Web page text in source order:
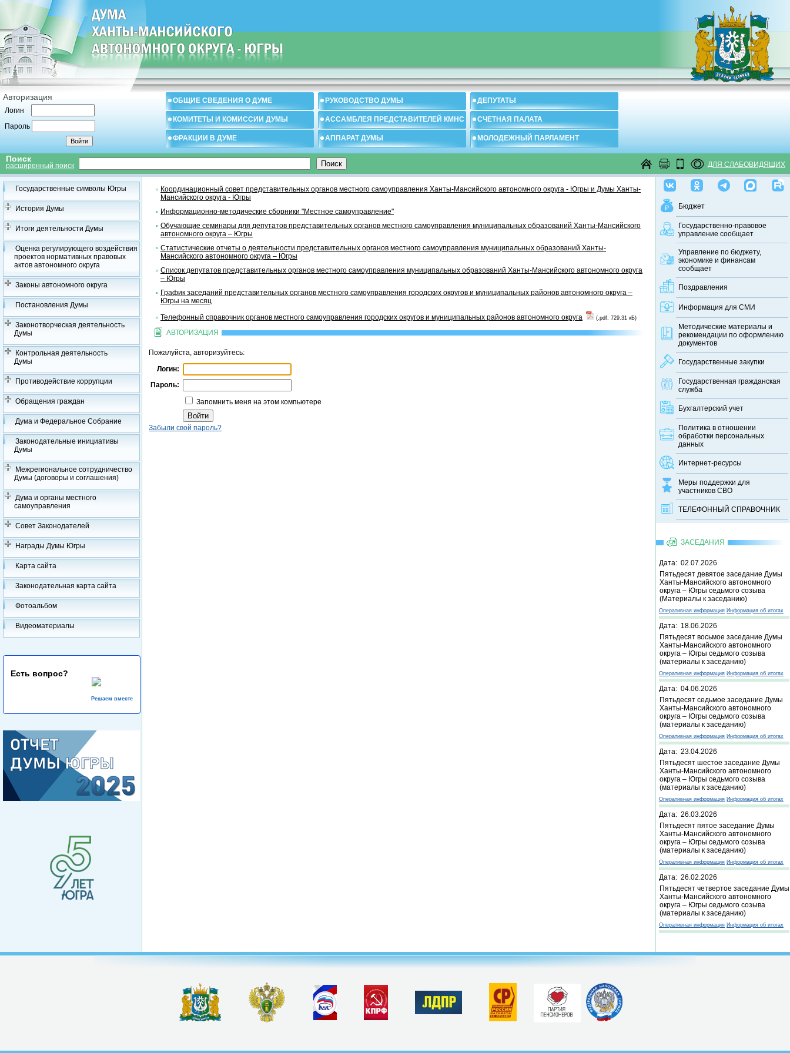
Авторизация
Логин
Пароль
ОБЩИЕ СВЕДЕНИЯ О ДУМЕ РУКОВОДСТВО ДУМЫ ДЕПУТАТЫ
КОМИТЕТЫ И КОМИССИИ ДУМЫ АССАМБЛЕЯ ПРЕДСТАВИТЕЛЕЙ КМНС СЧЕТНАЯ ПАЛАТА
ФРАКЦИИ В ДУМЕ АППАРАТ ДУМЫ МОЛОДЕЖНЫЙ ПАРЛАМЕНТ
Поиск
расширенный поиск ДЛЯ СЛАБОВИДЯЩИХ
Государственные символы Югры
История Думы
Итоги деятельности Думы
Оценка регулирующего воздействия
проектов нормативных правовых
актов автономного округа
Законы автономного округа
Постановления Думы
Законотворческая деятельность
Думы
Контрольная деятельность
Думы
Противодействие коррупции
Обращения граждан
Дума и Федеральное Собрание
Законодательные инициативы
Думы
Межрегиональное сотрудничество
Думы (договоры и соглашения)
Дума и органы местного
самоуправления
Совет Законодателей
Награды Думы Югры
Карта сайта
Законодательная карта сайта
Фотоальбом
Видеоматериалы
Есть вопрос?
Решаем вместе
Бюджет
Государственно-правовое
управление сообщает
Управление по бюджету,
экономике и финансам
сообщает
Поздравления
Информация для СМИ
Методические материалы и
рекомендации по оформлению
документов
Государственные закупки
Государственная гражданская
служба
Бухгалтерский учет
Политика в отношении
обработки персональных
данных
Интернет-ресурсы
Меры поддержки для
участников СВО
ТЕЛЕФОННЫЙ CПРАВОЧНИК
ЗАСЕДАНИЯ
Дата: 02.07.2026
Пятьдесят девятое заседание Думы
Ханты-Мансийского автономного
округа – Югры седьмого созыва
(Материалы к заседанию)
Оперативная информация Информация об итогах
Дата: 18.06.2026
Пятьдесят восьмое заседание Думы
Ханты-Мансийского автономного
округа – Югры седьмого созыва
(материалы к заседанию)
Оперативная информация Информация об итогах
Дата: 04.06.2026
Пятьдесят седьмое заседание Думы
Ханты-Мансийского автономного
округа – Югры седьмого созыва
(материалы к заседанию)
Оперативная информация Информация об итогах
Дата: 23.04.2026
Пятьдесят шестое заседание Думы
Ханты-Мансийского автономного
округа – Югры седьмого созыва
(материалы к заседанию)
Оперативная информация Информация об итогах
Дата: 26.03.2026
Пятьдесят пятое заседание Думы
Ханты-Мансийского автономного
округа – Югры седьмого созыва
(материалы к заседанию)
Оперативная информация Информация об итогах
Дата: 26.02.2026
Пятьдесят четвертое заседание Думы
Ханты-Мансийского автономного
округа – Югры седьмого созыва
(материалы к заседанию)
Оперативная информация Информация об итогах
Координационный совет представительных органов местного самоуправления Ханты-Мансийского автономного округа - Югры и Думы Ханты-
Мансийского округа - Югры
Информационно-методические сборники "Местное самоуправление"
Обучающие семинары для депутатов представительных органов местного самоуправления муниципальных образований Ханты-Мансийского
автономного округа – Югры
Статистические отчеты о деятельности представительных органов местного самоуправления муниципальных образований Ханты-
Мансийского автономного округа – Югры
Список депутатов представительных органов местного самоуправления муниципальных образований Ханты-Мансийского автономного округа
– Югры
График заседаний представительных органов местного самоуправления городских округов и муниципальных районов автономного округа –
Югры на месяц
Телефонный справочник органов местного самоуправления городских округов и муниципальных районов автономного округа
(.pdf, 729.31 кБ)
АВТОРИЗАЦИЯ
Пожалуйста, авторизуйтесь:
Логин:
Пароль:
Запомнить меня на этом компьютере
Забыли свой пароль?